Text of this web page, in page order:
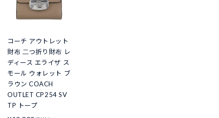
コーチ アウトレット
財布 二つ折り財布 レ
ディース エライザ ス
モール ウォレット ブ
ラウン COACH
OUTLET CP254 SV
TP トープ